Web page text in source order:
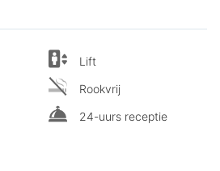
Lift
Rookvrij
24-uurs receptie